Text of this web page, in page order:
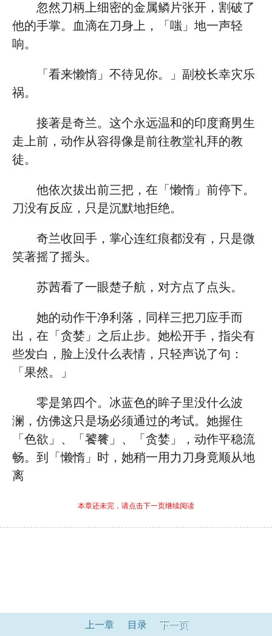
忽然刀柄上细密的金属鳞片张开，割破了
他的手掌。血滴在刀身上，「嗤」地一声轻
响。
「看来懒惰」不待见你。」副校长幸灾乐
祸。
接著是奇兰。这个永远温和的印度裔男生
走上前，动作从容得像是前往教堂礼拜的教
徒。
他依次拔出前三把，在「懒惰」前停下。
刀没有反应，只是沉默地拒绝。
奇兰收回手，掌心连红痕都没有，只是微
笑著摇了摇头。
苏茜看了一眼楚子航，对方点了点头。
她的动作干净利落，同样三把刀应手而
出，在「贪婪」之后止步。她松开手，指尖有
些发白，脸上没什么表情，只轻声说了句：
「果然。」
零是第四个。冰蓝色的眸子里没什么波
澜，仿佛这只是场必须通过的考试。她握住
「色欲」、「饕餮」、「贪婪」，动作平稳流
畅。到「懒惰」时，她稍一用力刀身竟顺从地
离
本章还未完，请点击下一页继续阅读
上一章 目录 下一页